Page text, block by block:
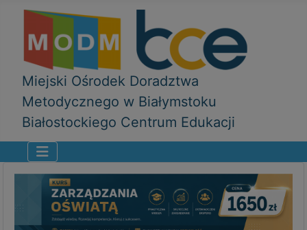
Miejski Ośrodek Doradztwa
Metodycznego w Białymstoku
Białostockiego Centrum Edukacji